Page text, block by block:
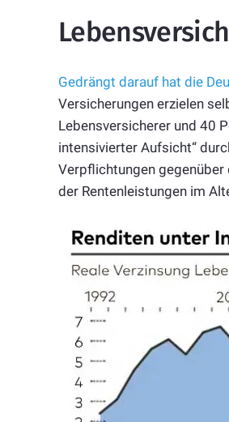
Gedrängt darauf hat die
Versicherungen erzielen
Lebensversicherer und 40
intensivierter Aufsicht“
Verpflichtungen gegenüber
der Rentenleistungen im